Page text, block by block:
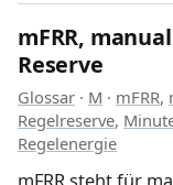
mFRR,
Reserve
Glossar · M · mFRR,
Regelreserve,
Regelenergie